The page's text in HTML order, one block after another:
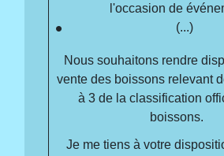
l'occasion de
(...)
Nous souhaitons rendre
vente des boissons relevant
à 3 de la classification
boissons.
Je me tiens à votre